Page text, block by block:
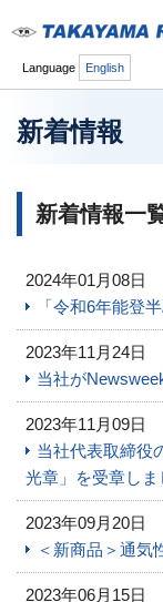
Language English
新着情報
新着情報一
2024年01月08日
「令和6年能登
2023年11月24日
当社が
2023年11月09日
当社代表取締役
光章」を受章しま
2023年09月20日
＜新商品＞通気
2023年06月15日